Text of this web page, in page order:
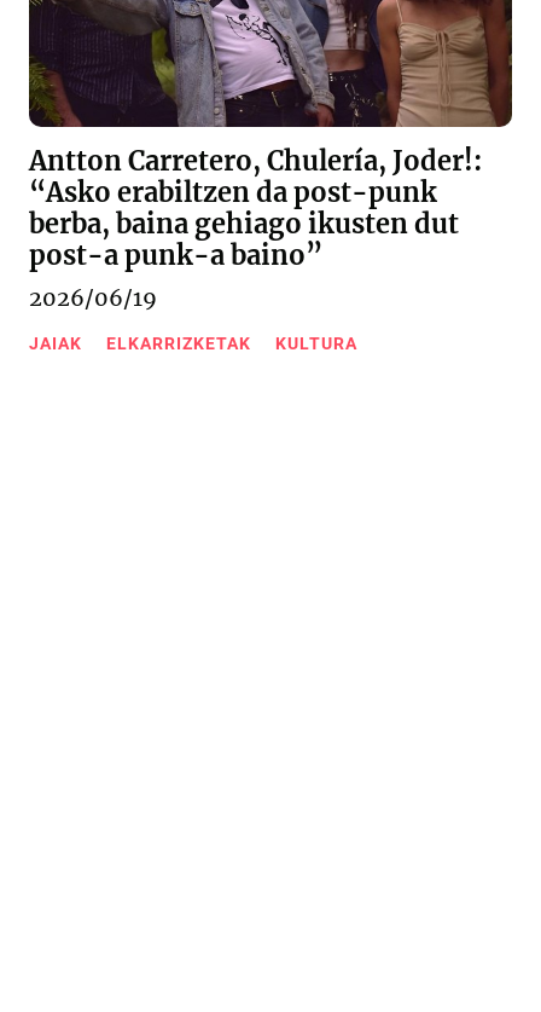
Antton Carretero, Chulería, Joder!:
“Asko erabiltzen da post-punk
berba, baina gehiago ikusten dut
post-a punk-a baino”
2026/06/19
JAIAK ELKARRIZKETAK KULTURA